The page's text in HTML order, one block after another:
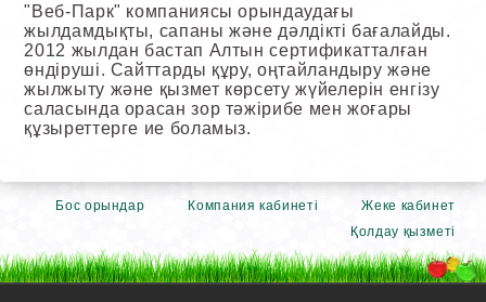
"Веб-Парк" компаниясы орындаудағы
жылдамдықты, сапаны және дәлдікті бағалайды.
2012 жылдан бастап Алтын сертификатталған
өндіруші. Сайттарды құру, оңтайландыру және
жылжыту және қызмет көрсету жүйелерін енгізу
саласында орасан зор тәжірибе мен жоғары
құзыреттерге ие боламыз.
Бос орындар Компания кабинеті
Жеке кабинет
Қолдау қызметі